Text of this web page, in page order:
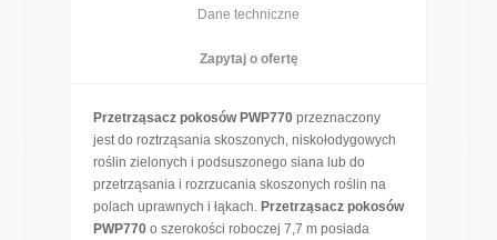
Dane techniczne
Zapytaj o ofertę
Przetrząsacz pokosów PWP770 przeznaczony
jest do roztrząsania skoszonych, niskołodygowych
roślin zielonych i podsuszonego siana lub do
przetrząsania i rozrzucania skoszonych roślin na
polach uprawnych i łąkach. Przetrząsacz pokosów
PWP770 o szerokości roboczej 7,7 m posiada